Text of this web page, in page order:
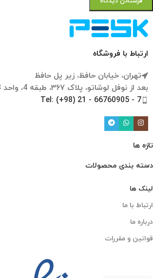
ارتباط با فروشگاه
تهران، خیابان حافظ، زیر پل حافظ
بعد از نوفل لوشاتو، پلاک ۳۶۷، طبقه 4، واحد 8
Tel: (+98) 21 - 66760905 - 7
تازه ها
دسته بندی محصولات
لینک ها
ارتباط با ما
درباره ما
قوانین و مقررات